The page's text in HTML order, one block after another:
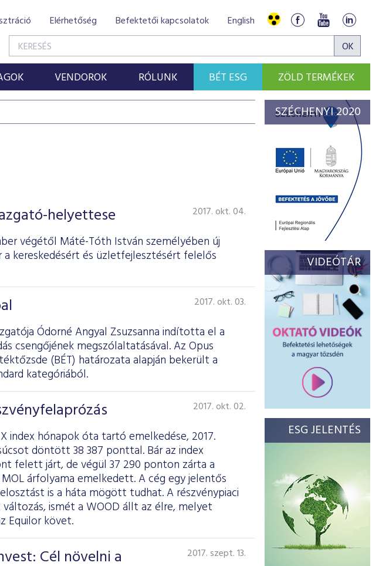
Elérhetőség Befektetői kapcsolatok English
VENDOROK RÓLUNK BÉT ESG ZÖLD TERMÉKEK
helyettese 2017. okt. 04.
végétől Máté-Tóth István személyében új
kereskedésért és üzletfejlesztésért felelős
2017. okt. 03.
Ódorné Angyal Zsuzsanna indította el a
csengőjének megszólaltatásával. Az Opus
(BÉT) határozata alapján bekerült a
kategóriából.
2017. okt. 02.
hónapok óta tartó emelkedése, 2017.
döntött 38 387 ponttal. Bár az index
felett járt, de végül 37 290 ponton zárta a
árfolyama emelkedett. A cég egy jelentős
is a háta mögött tudhat. A részvénypiaci
ismét a WOOD állt az élre, melyet
Equilor követ.
Cél növelni a
2017. szept. 13.
SZÉCHENYI 2020
VIDEÓTÁR
ESG JELENTÉS